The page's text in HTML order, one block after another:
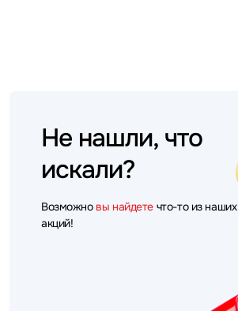
Не нашли, что
искали?
Возможно вы найдете что-то из наших
акций!